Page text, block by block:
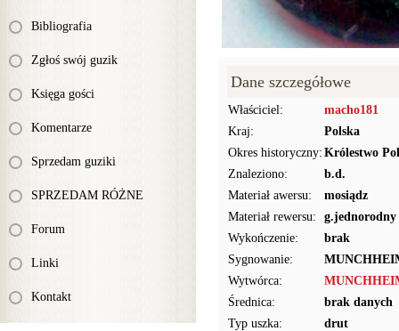
Bibliografia
Zgłoś swój guzik
Księga gości
Komentarze
Sprzedam guziki
SPRZEDAM RÓŻNE
Forum
Linki
Kontakt
Dane szczegółowe
Właściciel:
macho181
Kraj:
Polska
Okres historyczny: Królestwo
Znaleziono:
b.d.
Materiał awersu:
mosiądz
Materiał rewersu:
g.jednorodny
Wykończenie:
brak
Sygnowanie:
Wytwórca:
Średnica:
brak danych
Typ uszka:
drut